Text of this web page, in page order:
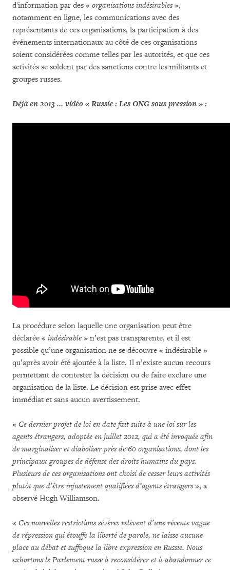
d'information par des « organisations indésirables»,
notamment en ligne, les communications avec des
représentants de ces organisations, la participation à des
événements internationaux au côté de ces organisations
soient considérées comme telles par les autorités, et que ces
activités se soldent par des sanctions contre les militants et
groupes russes.
Déjà en 2013 ... vidéo « Russie : Les ONG sous pression » :
La procédure selon laquelle une organisation peut être
déclarée « indésirable » n’est pas transparente, et il est
possible qu’une organisation ne se découvre « indésirable »
qu’après avoir été ajoutée à la liste. Il n’existe aucun recours
permettant de contester la décision ou de faire exclure une
organisation de la liste. Le décision est prise avec effet
immédiat et sans aucun avertissement.
« Ce dernier projet de loi en date fait suite à une loi sur les
agents étrangers, adoptée en juillet 2012, qui a été invoquée afin
de marginaliser et diaboliser près de 60 organisations, dont les
principaux groupes de défense des droits humains du pays.
Plusieurs de ces organisations ont choisi de cesser leurs activités
plutôt que d’être injustement qualifiées d’agents étrangers», a
observé Hugh Williamson.
« Ces nouvelles restrictions sévères relèvent d’une récente vague
de répression qui étouffe la liberté de parole, ne laisse aucune
place au débat et suffoque la libre expression en Russie. Nous
exhortons le Parlement russe à reconsidérer et à abandonner ce